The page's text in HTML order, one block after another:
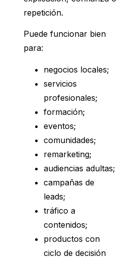
repetición.
Puede funcionar bien
para:
negocios locales;
servicios
profesionales;
formación;
eventos;
comunidades;
remarketing;
audiencias adultas;
campañas de
leads;
tráfico a
contenidos;
productos con
ciclo de decisión